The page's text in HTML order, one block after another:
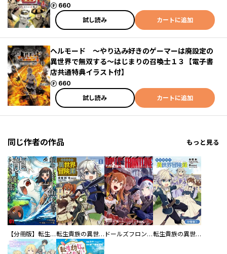
660
ポイント
試し読み
カートに追加
ヘルモード ～やり込み好きのゲーマーは廃設定の
異世界で無双する～はじまりの召喚士１３【電子書
店共通特典イラスト付】
660
ポイント
試し読み
カートに追加
同じ作者の作品 もっと見る
【分冊版】転生したら小魚だったけど龍になれるらしいので頑張ります 転生貴族の異世界冒険録 ドールズフロントライン コミックアンソロジー 転生貴族の異世界冒険録【分冊版】